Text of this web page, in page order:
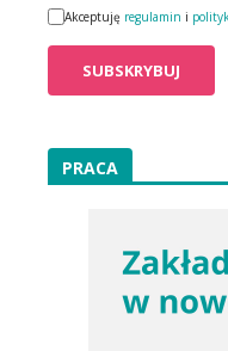
Akceptuję regulamin i
PRACA